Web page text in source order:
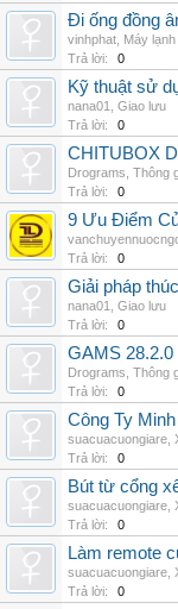
Đi ống đồng
vinhphat Máy lạnh
Trả lời:
0
Kỹ thuật sử
nana01
Giao lưu
Trả lời:
0
CHITUBOX
Drograms Thông
Trả lời:
0
9 Ưu Điểm
Trả lời:
0
Giải pháp
nana01
Giao lưu
Trả lời:
0
GAMS 28.2.0
Drograms Thông
Trả lời:
0
Công Ty
suacuacuongiare
Trả lời:
0
Bút từ cổng
suacuacuongiare
Trả lời:
0
Làm remote
suacuacuongiare
Trả lời:
0